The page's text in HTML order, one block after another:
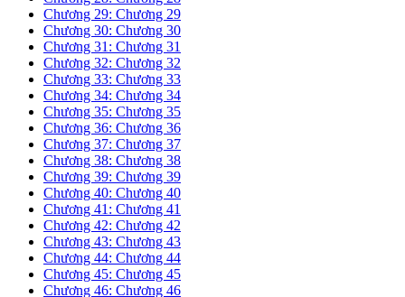
Chương 29: Chương 29
Chương 30: Chương 30
Chương 31: Chương 31
Chương 32: Chương 32
Chương 33: Chương 33
Chương 34: Chương 34
Chương 35: Chương 35
Chương 36: Chương 36
Chương 37: Chương 37
Chương 38: Chương 38
Chương 39: Chương 39
Chương 40: Chương 40
Chương 41: Chương 41
Chương 42: Chương 42
Chương 43: Chương 43
Chương 44: Chương 44
Chương 45: Chương 45
Chương 46: Chương 46